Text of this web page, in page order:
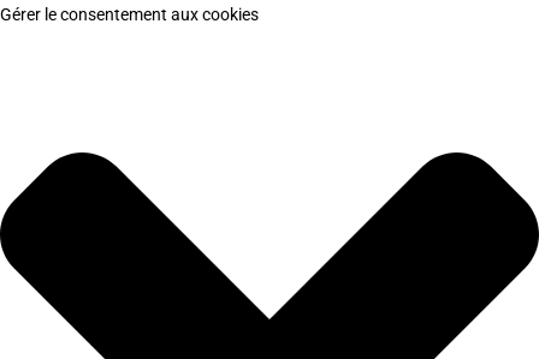
Gérer le consentement aux cookies